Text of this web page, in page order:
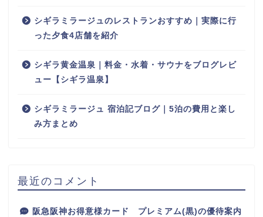
シギラミラージュのレストランおすすめ｜実際に行
った夕食4店舗を紹介
シギラ黄金温泉｜料金・水着・サウナをブログレビ
ュー【シギラ温泉】
シギラミラージュ 宿泊記ブログ｜5泊の費用と楽し
み方まとめ
最近のコメント
阪急阪神お得意様カード プレミアム(黒)の優待案内